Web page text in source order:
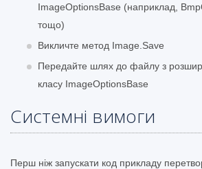
ImageOptionsBase (наприклад,
тощо)
Викличте метод Image.Save
Передайте шлях до файлу з
класу ImageOptionsBase
Системні вимоги
Перш ніж запускати код прикладу